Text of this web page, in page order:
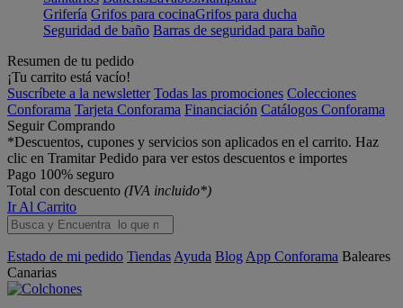
Grifería Grifos para cocinaGrifos para ducha
Seguridad de baño Barras de seguridad para baño
Resumen de tu pedido
¡Tu carrito está vacío!
Suscríbete a la newsletter Todas las promociones Colecciones
Conforama Tarjeta Conforama Financiación Catálogos Conforama
Seguir Comprando
*Descuentos, cupones y servicios son aplicados en el carrito. Haz
clic en Tramitar Pedido para ver estos descuentos e importes
Pago 100% seguro
Total con descuento (IVA incluido*)
Ir Al Carrito
Estado de mi pedido Tiendas Ayuda Blog App Conforama Baleares
Canarias